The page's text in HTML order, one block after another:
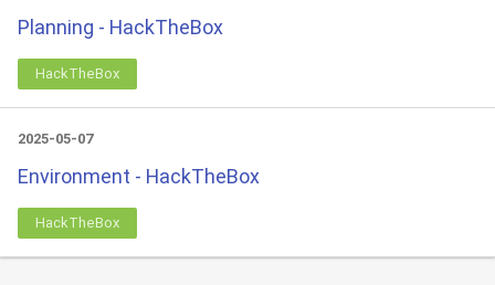
Planning - HackTheBox
HackTheBox
2025-05-07
Environment - HackTheBox
HackTheBox